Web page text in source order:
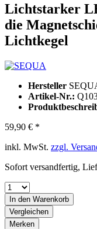
Lichtstarker
die
Lichtkegel
Hersteller
Artikel-Nr.:
59,90 € *
inkl. MwSt. zzgl.
Sofort versandfertig,
In den Warenkorb
Vergleichen
Merken